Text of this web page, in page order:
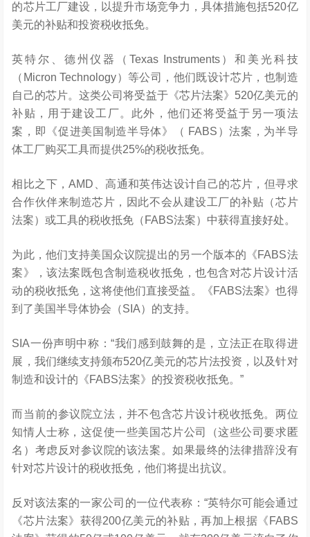
的芯片工厂建设，以提升市场竞争力，具体措施包括520亿
美元的补贴和投资税收抵免。
英特尔、德州仪器（Texas Instruments）和美光科技
（Micron Technology）等公司，他们既设计芯片，也制造
自己的芯片。这类公司将受益于《芯片法案》520亿美元的
补贴，用于建设工厂。此外，他们还将受益于另一项法
案，即《促进美国制造半导体》（ FABS）法案，为半导
体工厂购买工具而提供25%的税收抵免。
相比之下，AMD、高通和英伟达设计自己的芯片，但寻求
合作伙伴来制造芯片，因此不会从建设工厂的补贴（芯片
法案）或工具的税收抵免（FABS法案）中获得直接好处。
为此，他们支持美国众议院提出的另一个版本的《FABS法
案》，该法案既包含制造税收抵免，也包含对芯片设计活
动的税收抵免，这将使他们直接受益。《FABS法案》也得
到了美国半导体协会（SIA）的支持。
SIA一份声明中称：“我们感到鼓舞的是，立法正在取得进
展，我们继续支持颁布520亿美元的芯片法投资，以及针对
制造和设计的《FABS法案》的投资税收抵免。”
而当前的参议院立法，并不包含芯片设计税收抵免。两位
知情人士称，这促使一些美国芯片公司（这些公司要求匿
名）考虑反对参议院的该法案。如果最终的法律措辞没有
针对芯片设计的税收抵免，他们将提出抗议。
反对该法案的一家公司的一位代表称：“英特尔可能会通过
《芯片法案》获得200亿美元的补贴，再加上根据《FABS